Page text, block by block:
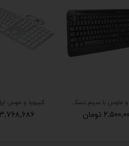
اتمام موجودی
پرینتر تک کاره لیزری اچ پی مدل HP 402dn برق 220 فابریک و مهلت تست
تومان